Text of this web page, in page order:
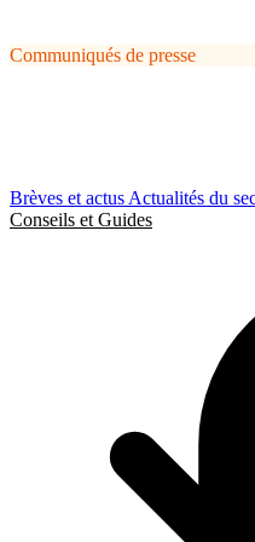
Brèves et actusActualités du
Conseils et Guides
Communiqués de presse